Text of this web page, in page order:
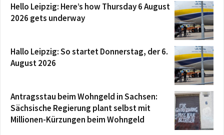
Hello Leipzig: Here’s how Thursday 6 August
2026 gets underway
Hallo Leipzig: So startet Donnerstag, der 6.
August 2026
Antragsstau beim Wohngeld in Sachsen:
Sächsische Regierung plant selbst mit
Millionen-Kürzungen beim Wohngeld